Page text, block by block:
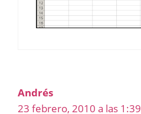
Andrés
23 febrero, 2010 a las 1:39